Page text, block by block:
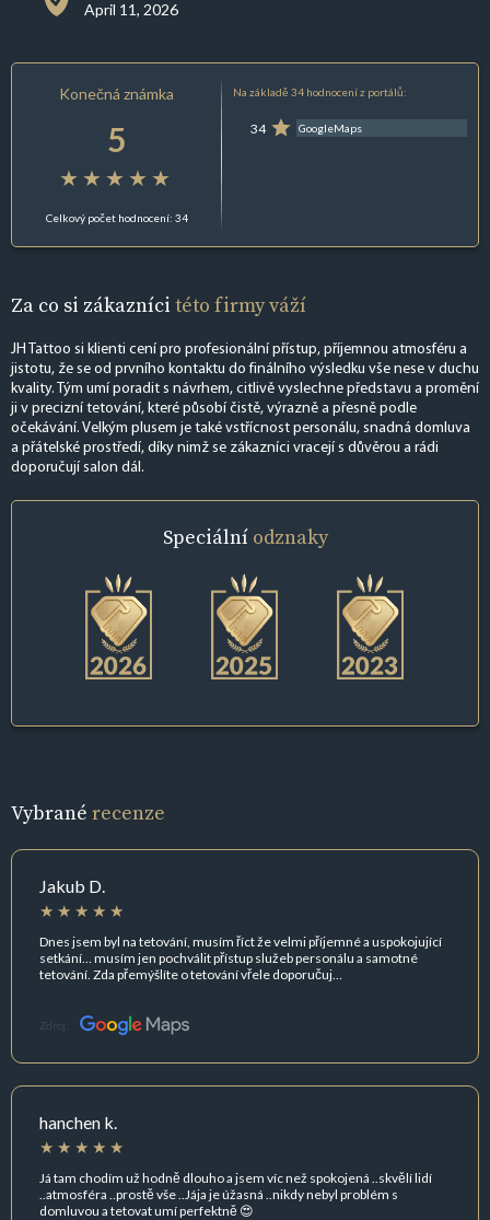
April 11, 2026
Konečná známka
5
Celkový počet hodnocení: 34
Na základě 34 hodnocení z portálů:
34 GoogleMaps
Za co si zákazníci této firmy váží
JH Tattoo si klienti cení pro profesionální přístup, příjemnou atmosféru a
jistotu, že se od prvního kontaktu do finálního výsledku vše nese v duchu
kvality. Tým umí poradit s návrhem, citlivě vyslechne představu a promění
ji v precizní tetování, které působí čistě, výrazně a přesně podle
očekávání. Velkým plusem je také vstřícnost personálu, snadná domluva
a přátelské prostředí, díky nimž se zákazníci vracejí s důvěrou a rádi
doporučují salon dál.
Speciální odznaky
Vybrané recenze
Jakub D.
Dnes jsem byl na tetování, musím říct že velmi příjemné a uspokojující
setkání… musím jen pochválit přístup služeb personálu a samotné
tetování. Zda přemýšlíte o tetování vřele doporučuj…
Zdroj:
hanchen k.
Já tam chodím už hodně dlouho a jsem víc než spokojená ..skvělí lidí
..atmosféra ..prostě vše ..Jája je úžasná ..nikdy nebyl problém s
domluvou a tetovat umí perfektně 😍